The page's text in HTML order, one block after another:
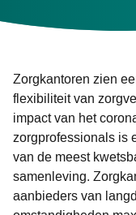
Zorgkantoren zien
flexibiliteit van
impact van het
zorgprofessionals is
van de meest
samenleving.
aanbieders van